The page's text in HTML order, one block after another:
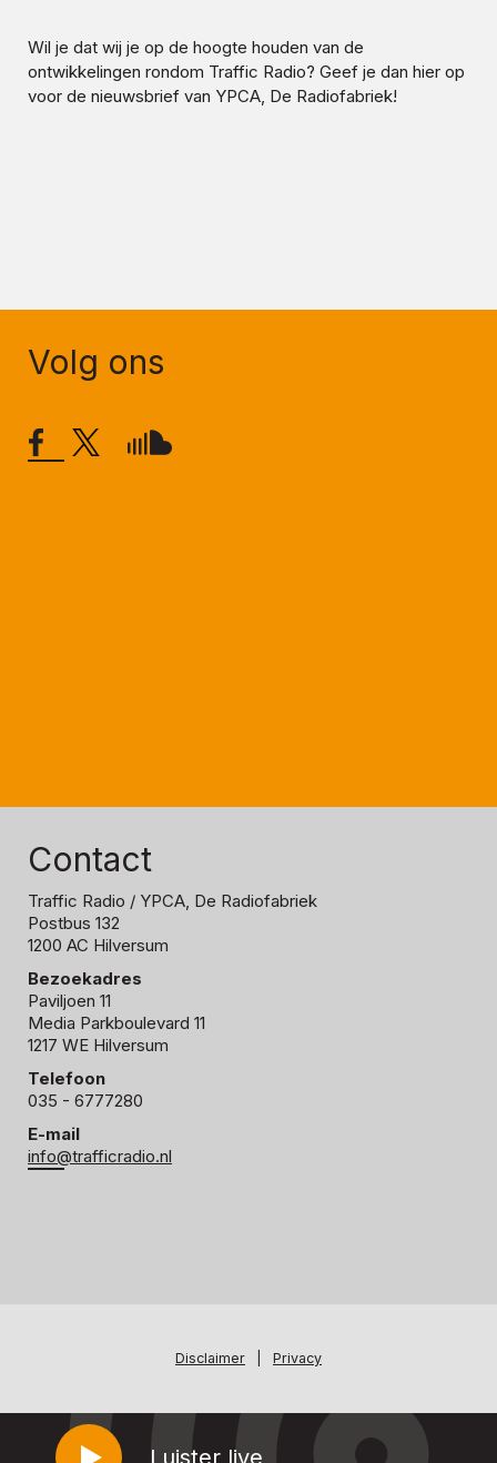
Luister live
Wil je dat wij je op de hoogte houden van de
ontwikkelingen rondom Traffic Radio? Geef je dan hier op
voor de nieuwsbrief van YPCA, De Radiofabriek!
Volg ons
Contact
Traffic Radio / YPCA, De Radiofabriek
Postbus 132
1200 AC Hilversum
Bezoekadres
Paviljoen 11
Media Parkboulevard 11
1217 WE Hilversum
Telefoon
035 - 6777280
E-mail
info@trafficradio.nl
Disclaimer Privacy